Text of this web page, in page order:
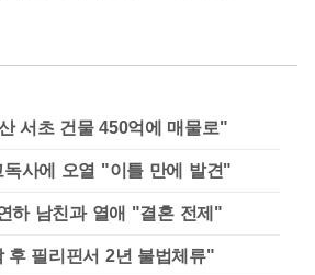
서초 건물 450억에 매물로"
독사에 오열 "이틀 만에 발견"
하 남친과 열애 "결혼 전제"
후 필리핀서 2년 불법체류"